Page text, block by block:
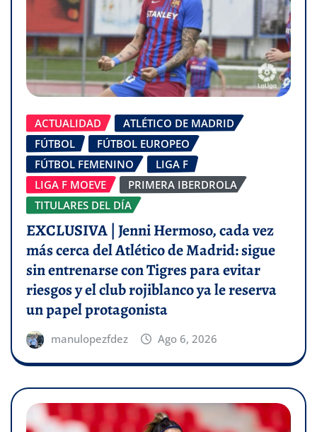
ACTUALIDAD
ATLÉTICO DE MADRID
FÚTBOL
FÚTBOL EUROPEO
FÚTBOL FEMENINO
LIGA F
LIGA F MOEVE
PRIMERA IBERDROLA
TITULARES DEL DÍA
EXCLUSIVA | Jenni Hermoso, cada vez
más cerca del Atlético de Madrid: sigue
sin entrenarse con Tigres para evitar
riesgos y el club rojiblanco ya le reserva
un papel protagonista
manulopezfdez Ago 6, 2026